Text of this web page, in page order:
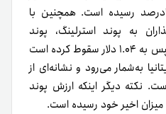
بی‌سابقه بوده و به رقم ۱۰.۱درصد رسیده است. همچنین با
به پوند استرلینگ، پوند
استرلینگ ابتدا به ۱.۱۲ دلار و سپس به ۱.۰۴ دلار سقوط کرده است
به‌شمار می‌رود و نشانه‌ای از
نکته دیگر اینکه ارزش پوند
میزان اخیر خود رسیده است.